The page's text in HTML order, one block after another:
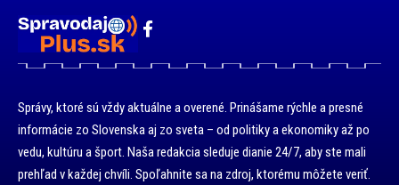
Správy, ktoré sú vždy aktuálne a overené. Prinášame rýchle a presné
informácie zo Slovenska aj zo sveta – od politiky a ekonomiky až po
vedu, kultúru a šport. Naša redakcia sleduje dianie 24/7, aby ste mali
prehľad v každej chvíli. Spoľahnite sa na zdroj, ktorému môžete veriť.